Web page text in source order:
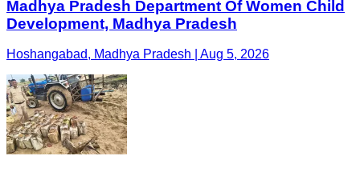
Madhya Pradesh Department Of Women Child
Development, Madhya Pradesh
Hoshangabad, Madhya Pradesh | Aug 5, 2026